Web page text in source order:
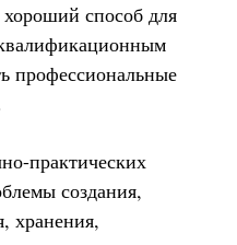
способ для
профессиональные
практических
создания,
хранения,